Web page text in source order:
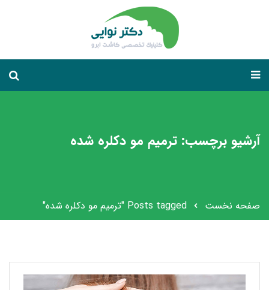
آرشیو برچسب: ترمیم مو دکلره شده
صفحه نخست Posts tagged "ترمیم مو دکلره شده"